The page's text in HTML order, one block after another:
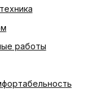
работы